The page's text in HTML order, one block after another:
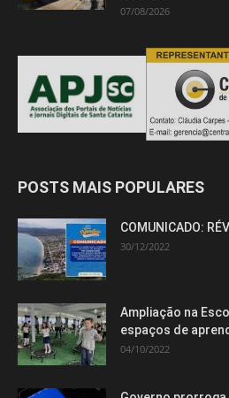
07/08/2026
POSTS MAIS POPULARES
COMUNICADO:
30/12/2022
Ampliação na
espaços de
04/10/2022